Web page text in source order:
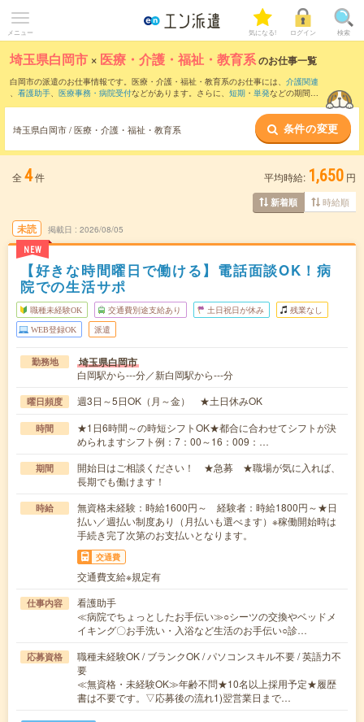
メニュー 気になる! ログイン 検索
埼玉県白岡市 × 医療・介護・福祉・教育系のお仕事一覧
白岡市の派遣のお仕事情報です。医療・介護・福祉・教育系のお仕事には、 介護関連
、 看護助手、 医療事務・病院受付などがあります。さらに、 短期 ・ 単発などの期間
埼玉県白岡市 / 医療・介護・福祉・教育系 条件の変更
全 4件 平均時給: 1,650 円
新着順 時給順
未読
NEW
掲載日 2026/08/05
【好きな時間曜日で働ける】電話面談OK！病
院での生活サポ
職種未経験OK 交通費別途支給あり 土日祝日が休み 残業なし
WEB登録OK 派遣
勤務地 埼玉県白岡市
白岡駅から---分／新白岡駅から---分
曜日頻度 週3日～5日OK（月～金） ★土日休みOK
時間
★1日6時間～の時短シフトOK★都合に合わせてシフトが決
められますシフト例：7：00～16：009：…
期間
開始日はご相談ください！ ★急募 ★職場が気に入れば、
長期でも働けます！
時給
無資格未経験：時給1600円～ 経験者：時給1800円～★日
払い／週払い制度あり（月払いも選べます）※稼働開始時は
手続き完了次第のお支払いとなります。
交通費
交通費支給※規定有
仕事内容
看護助手
≪病院でちょっとしたお手伝い≫○シーツの交換やベッドメ
イキング〇お手洗い・入浴など生活のお手伝い○診…
応募資格
職種未経験OK / ブランクOK / パソコンスキル不要 / 英語力不
要
≪無資格・未経験OK≫年齢不問★10名以上採用予定★履歴
書は不要です。▽応募後の流れ1)翌営業日まで…